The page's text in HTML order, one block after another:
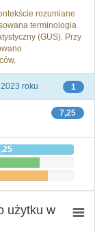
rozumiane
terminologia
(GUS). Przy
1
roku
7,25
użytku w